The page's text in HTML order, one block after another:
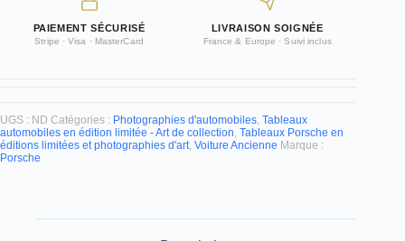
PAIEMENT SÉCURISÉ
Stripe · Visa · MasterCard
LIVRAISON SOIGNÉE
France & Europe · Suivi inclus
UGS : ND Catégories : Photographies d'automobiles Tableaux
automobiles en édition limitée - Art de collection Tableaux Porsche en
éditions limitées et photographies d'art Voiture Ancienne Marque :
Porsche